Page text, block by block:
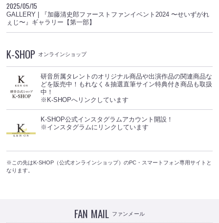
2025/05/15
GALLERY | 『加藤清史郎ファーストファンイベント2024 〜せいずがれ
ぇじ〜』ギャラリー【第一部】
K-SHOP オンラインショップ
研音所属タレントのオリジナル商品や出演作品の関連商品な
どを販売中！もれなく＆抽選直筆サイン特典付き商品も取扱
中！
※K-SHOPへリンクしています
K-SHOP公式インスタグラムアカウント開設！
※インスタグラムにリンクしています
※この先はK-SHOP（公式オンラインショップ）のPC・スマートフォン専用サイトと
なります。
FAN MAIL ファンメール